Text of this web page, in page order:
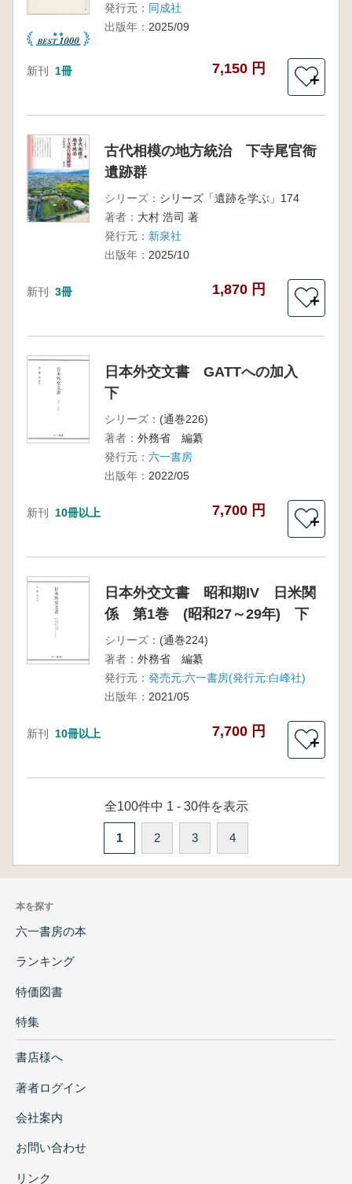
発行元： 同成社
出版年： 2025/09
新刊 1冊 7,150 円
＋
古代相模の地方統治 下寺尾官衙
遺跡群
シリーズ： シリーズ「遺跡を学ぶ」174
著者： 大村 浩司 著
発行元： 新泉社
出版年： 2025/10
新刊 3冊 1,870 円
＋
日本外交文書 GATTへの加入
下
シリーズ： (通巻226)
著者： 外務省 編纂
発行元： 六一書房
出版年： 2022/05
新刊 10冊以上 7,700 円
＋
日本外交文書 昭和期IV 日米関
係 第1巻 (昭和27～29年) 下
シリーズ： (通巻224)
著者： 外務省 編纂
発行元： 発売元:六一書房(発行元:白峰社)
出版年： 2021/05
新刊 10冊以上 7,700 円
＋
全100件中 1 - 30件を表示
1 2 3 4
本を探す
六一書房の本
ランキング
特価図書
特集
書店様へ
著者ログイン
会社案内
お問い合わせ
リンク